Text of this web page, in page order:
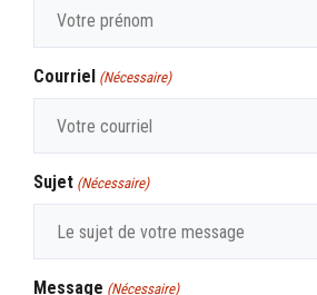
Courriel (Nécessaire)
Sujet (Nécessaire)
Message (Nécessaire)